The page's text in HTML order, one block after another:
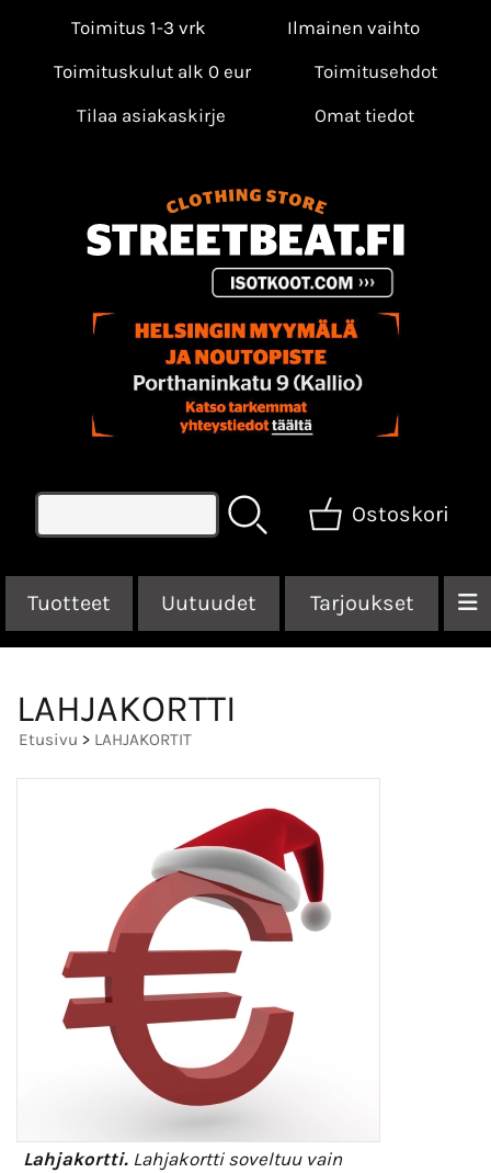
Toimitus 1-3 vrk
Ilmainen vaihto
Toimituskulut alk 0 eur
Toimitusehdot
Tilaa asiakaskirje
Omat tiedot
Ostoskori
Tuotteet Uutuudet Tarjoukset
LAHJAKORTTI
Etusivu > LAHJAKORTIT
Lahjakortti. Lahjakortti soveltuu vain